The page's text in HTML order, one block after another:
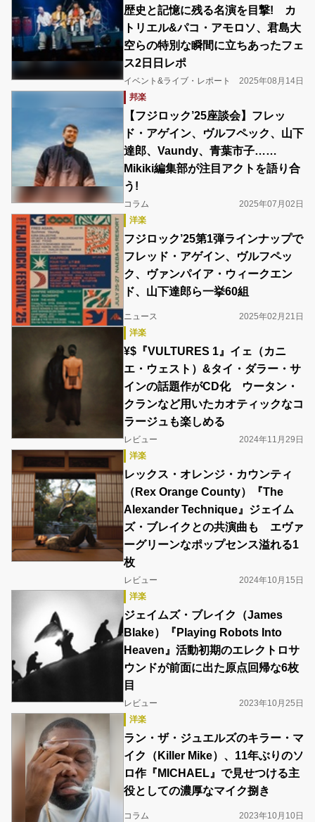
歴史と記憶に残る名演を目撃! カ
トリエル&パコ・アモロソ、君島大
空らの特別な瞬間に立ちあったフェ
ス2日日レポ
イベント&ライブ・レポート
2025年08月14日
邦楽
【フジロック’25座談会】フレッ
ド・アゲイン、ヴルフペック、山下
達郎、Vaundy、青葉市子……
Mikiki編集部が注目アクトを語り合
う!
コラム
2025年07月02日
洋楽
フジロック’25第1弾ラインナップで
フレッド・アゲイン、ヴルフペッ
ク、ヴァンパイア・ウィークエン
ド、山下達郎ら一挙60組
ニュース
2025年02月21日
洋楽
¥$『VULTURES 1』イェ（カニ
エ・ウェスト）&タイ・ダラー・サ
インの話題作がCD化 ウータン・
クランなど用いたカオティックなコ
ラージュも楽しめる
レビュー
2024年11月29日
洋楽
レックス・オレンジ・カウンティ
（Rex Orange County）『The
Alexander Technique』ジェイム
ズ・ブレイクとの共演曲も エヴァ
ーグリーンなポップセンス溢れる1
枚
レビュー
2024年10月15日
洋楽
ジェイムズ・ブレイク（James
Blake）『Playing Robots Into
Heaven』活動初期のエレクトロサ
ウンドが前面に出た原点回帰な6枚
目
レビュー
2023年10月25日
洋楽
ラン・ザ・ジュエルズのキラー・マ
イク（Killer Mike）、11年ぶりのソ
ロ作『MICHAEL』で見せつける主
役としての濃厚なマイク捌き
コラム
2023年10月10日